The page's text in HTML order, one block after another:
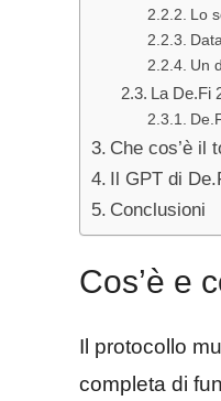
Lo
Un
La De.Fi
Che cos’è il
Il GPT di
Conclusioni
Cos’è e
Il protocollo
completa di